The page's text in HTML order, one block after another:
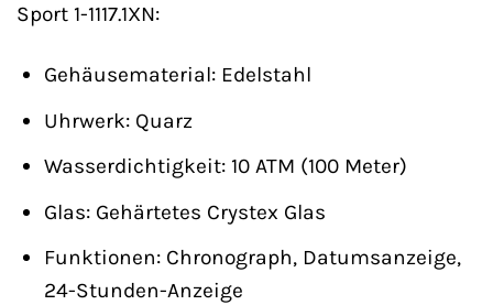
Sport 1-1117.1XN:
Gehäusematerial: Edelstahl
Uhrwerk: Quarz
Wasserdichtigkeit: 10 ATM (100 Meter)
Glas: Gehärtetes Crystex Glas
Funktionen: Chronograph, Datumsanzeige,
24-Stunden-Anzeige